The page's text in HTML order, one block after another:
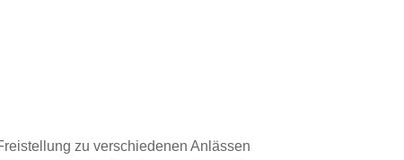
zu verschiedenen Anlässen